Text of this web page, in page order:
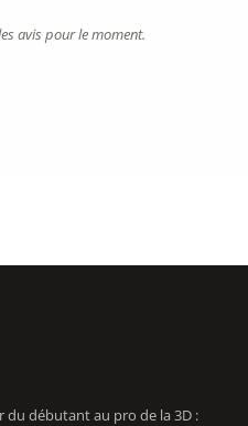
avis pour le moment.
débutant au pro de la 3D :